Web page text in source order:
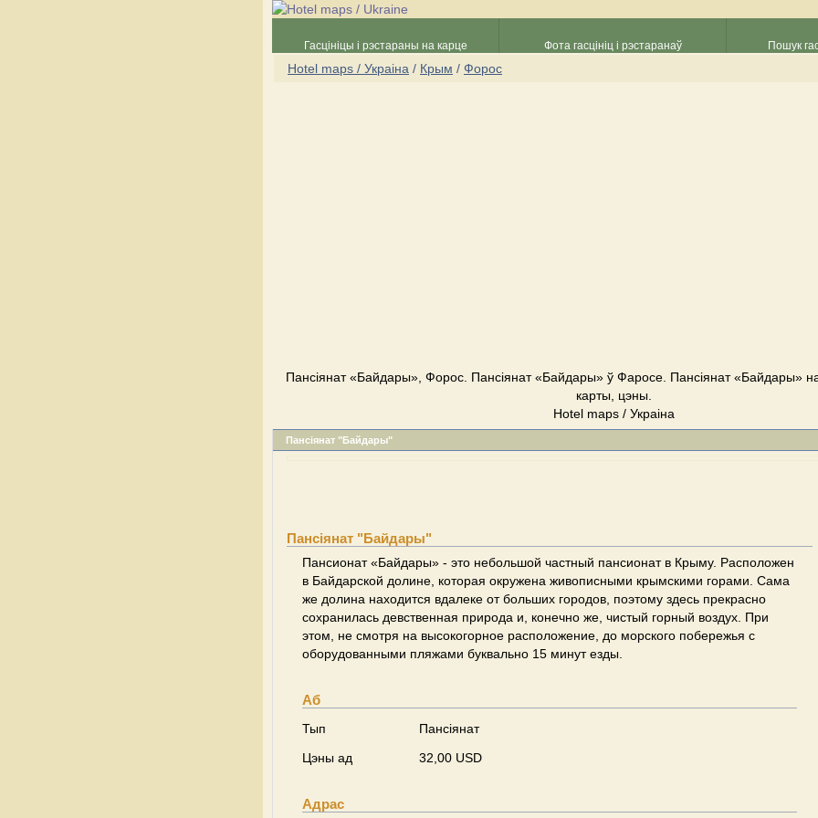
Гасцініцы і рэстараны на карце Фота гасцініц і рэстаранаў Пошук
Hotel maps / Украіна / Крым / Форос
Пансіянат «Байдары», Форос. Пансіянат «Байдары» ў Фаросе. Пансіянат «Байдары»
карты, цэны.
Hotel maps / Украіна
Пансіянат "Байдары"
Пансіянат "Байдары"
Пансионат «Байдары» - это небольшой частный пансионат в Крыму. Расположен
в Байдарской долине, которая окружена живописными крымскими горами. Сама
же долина находится вдалеке от больших городов, поэтому здесь прекрасно
сохранилась девственная природа и, конечно же, чистый горный воздух. При
этом, не смотря на высокогорное расположение, до морского побережья с
оборудованными пляжами буквально 15 минут езды.
Аб
Тып
Пансіянат
Цэны ад
32,00 USD
Адрас